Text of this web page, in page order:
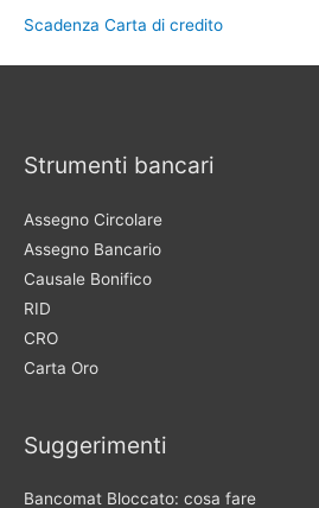
Scadenza Carta di credito
Strumenti bancari
Assegno Circolare
Assegno Bancario
Causale Bonifico
RID
CRO
Carta Oro
Suggerimenti
Bancomat Bloccato: cosa fare